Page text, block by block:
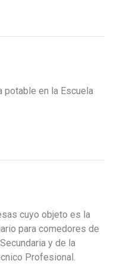
potable en la Escuela
cuyo objeto es la
para comedores de
y de la
Profesional.